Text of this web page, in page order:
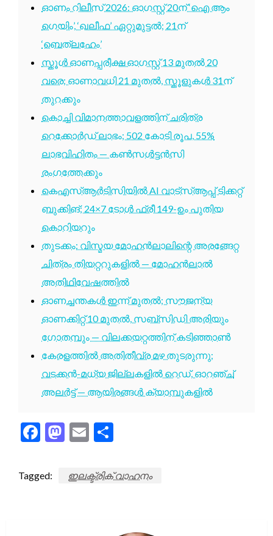
ഓണം റിലീസ് 2026: ഓഗസ്റ്റ് 20ന് ‘ഐ ആം
ഗെയിം’, ‘ഖലീഫ’ ഏറ്റുമുട്ടൽ; 21ന്
‘ബെത്‌ലഹേം’
സ്കൂൾ ഓണപ്പരീക്ഷ ഓഗസ്റ്റ് 13 മുതൽ 20
വരെ; ഓണാവധി 21 മുതൽ, സ്കൂളുകൾ 31ന്
തുറക്കും
കൊച്ചി വിമാനത്താവളത്തിന് ചരിത്ര
റെക്കോർഡ് ലാഭം; 502 കോടി രൂപ, 55%
ലാഭവിഹിതം — കൺസൾട്ടൻസി
രംഗത്തേക്കും
കെഎസ്ആർടിസിയിൽ AI വാട്സ്ആപ്പ് ടിക്കറ്റ്
ബുക്കിങ്; 24×7 ടോൾ ഫ്രീ 149-ഉം പുതിയ
കൊറിയറും
തുടക്കം: വിസ്മയ മോഹൻലാലിന്റെ അരങ്ങേറ്റ
ചിത്രം തിയറ്ററുകളിൽ — മോഹൻലാൽ
അതിഥിവേഷത്തിൽ
ഓണച്ചന്തകൾ ഇന്ന് മുതൽ; സൗജന്യ
ഓണക്കിറ്റ് 10 മുതൽ, സബ്സിഡി അരിയും
ഗോതമ്പും — വിലക്കയറ്റത്തിന് കടിഞ്ഞാൺ
കേരളത്തിൽ അതിതീവ്ര മഴ തുടരുന്നു;
വടക്കൻ-മധ്യ ജില്ലകളിൽ റെഡ്, ഓറഞ്ച്
അലർട്ട് — ആയിരങ്ങൾ ക്യാമ്പുകളിൽ
Facebook
Mastodon
Email
Tagged: ഇലക്ട്രിക് വാഹനം